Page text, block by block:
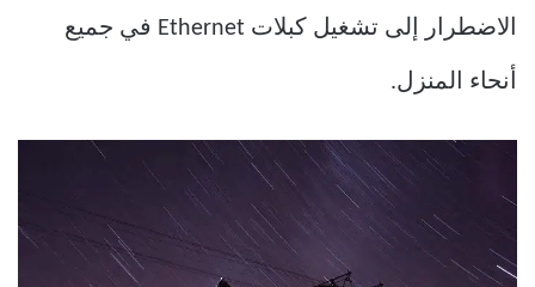
الاضطرار إلى تشغيل كبلات Ethernet في جميع
أنحاء المنزل.